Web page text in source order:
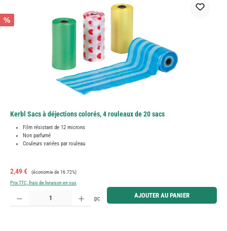
%
Kerbl Sacs à déjections colorés, 4 rouleaux de 20 sacs
Film résistant de 12 microns
Non parfumé
Couleurs variées par rouleau
Prix de vente :
2,49 € Prix régulier :
(économie de 16.72%)
Prix TTC, frais de livraison en sus
Quantité de produit : Entrez la quantité souhaitée ou utilisez les boutons pour augmenter ou
pc AJOUTER AU PANIER